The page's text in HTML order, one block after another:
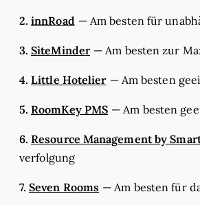
2. innRoad — Am besten für
3. SiteMinder — Am besten zur
4. Little Hotelier — Am besten
5. RoomKey PMS — Am besten
6. Resource Management by
verfolgung
7. Seven Rooms — Am besten für